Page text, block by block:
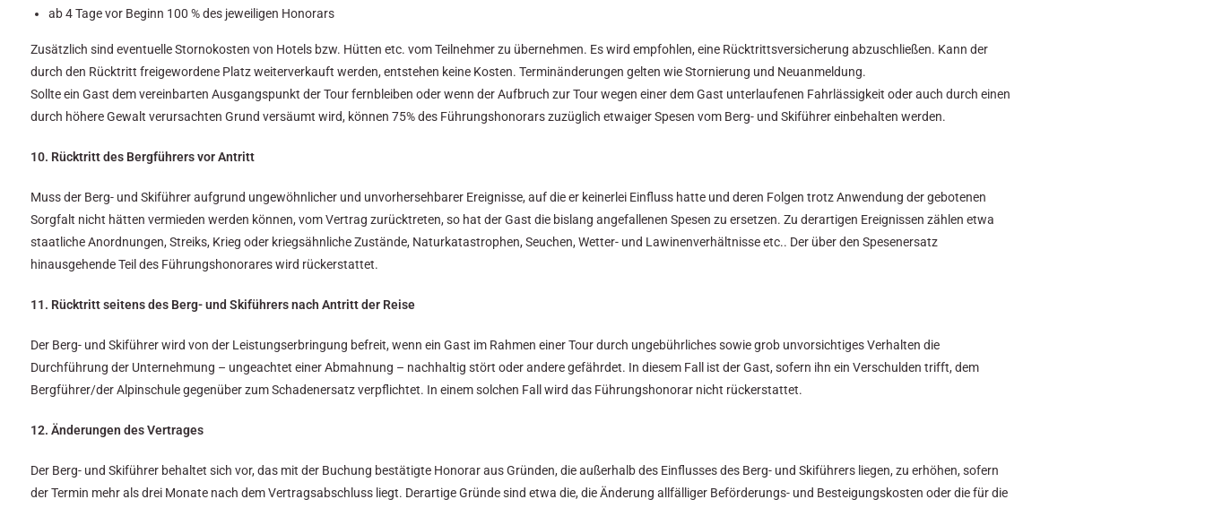
ab 4 Tage vor Beginn 100 % des jeweiligen Honorars
Zusätzlich sind eventuelle Stornokosten von Hotels bzw. Hütten etc. vom Teilnehmer zu übernehmen. Es wird empfohlen, eine Rücktrittsversicherung abzuschließen. Kann der
durch den Rücktritt freigewordene Platz weiterverkauft werden, entstehen keine Kosten. Terminänderungen gelten wie Stornierung und Neuanmeldung.
Sollte ein Gast dem vereinbarten Ausgangspunkt der Tour fernbleiben oder wenn der Aufbruch zur Tour wegen einer dem Gast unterlaufenen Fahrlässigkeit oder auch durch einen
durch höhere Gewalt verursachten Grund versäumt wird, können 75% des Führungshonorars zuzüglich etwaiger Spesen vom Berg- und Skiführer einbehalten werden.
10. Rücktritt des Bergführers vor Antritt
Muss der Berg- und Skiführer aufgrund ungewöhnlicher und unvorhersehbarer Ereignisse, auf die er keinerlei Einfluss hatte und deren Folgen trotz Anwendung der gebotenen
Sorgfalt nicht hätten vermieden werden können, vom Vertrag zurücktreten, so hat der Gast die bislang angefallenen Spesen zu ersetzen. Zu derartigen Ereignissen zählen etwa
staatliche Anordnungen, Streiks, Krieg oder kriegsähnliche Zustände, Naturkatastrophen, Seuchen, Wetter- und Lawinenverhältnisse etc.. Der über den Spesenersatz
hinausgehende Teil des Führungshonorares wird rückerstattet.
11. Rücktritt seitens des Berg- und Skiführers nach Antritt der Reise
Der Berg- und Skiführer wird von der Leistungserbringung befreit, wenn ein Gast im Rahmen einer Tour durch ungebührliches sowie grob unvorsichtiges Verhalten die
Durchführung der Unternehmung – ungeachtet einer Abmahnung – nachhaltig stört oder andere gefährdet. In diesem Fall ist der Gast, sofern ihn ein Verschulden trifft, dem
Bergführer/der Alpinschule gegenüber zum Schadenersatz verpflichtet. In einem solchen Fall wird das Führungshonorar nicht rückerstattet.
12. Änderungen des Vertrages
Der Berg- und Skiführer behaltet sich vor, das mit der Buchung bestätigte Honorar aus Gründen, die außerhalb des Einflusses des Berg- und Skiführers liegen, zu erhöhen, sofern
der Termin mehr als drei Monate nach dem Vertragsabschluss liegt. Derartige Gründe sind etwa die, die Änderung allfälliger Beförderungs- und Besteigungskosten oder die für die